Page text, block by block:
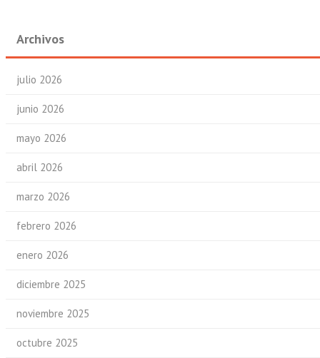
Archivos
julio 2026
junio 2026
mayo 2026
abril 2026
marzo 2026
febrero 2026
enero 2026
diciembre 2025
noviembre 2025
octubre 2025